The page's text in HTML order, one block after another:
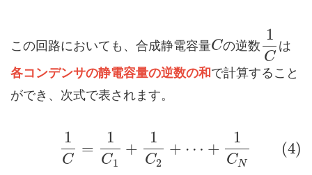
この回路においても、合成静電容量Cの逆数
1
C
は
各コンデンサの静電容量の逆数の和で計算すること
ができ、次式で表されます。
1
C
=
1
C1
+
1
C2
+ ⋯ +
1
CN
(4)